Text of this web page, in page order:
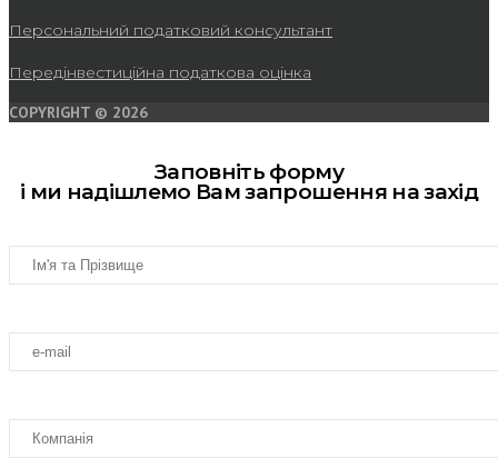
Персональний податковий консультант
Передінвестиційна податкова оцінка
COPYRIGHT © 2026
Заповніть форму
і ми надішлемо Вам запрошення на захід